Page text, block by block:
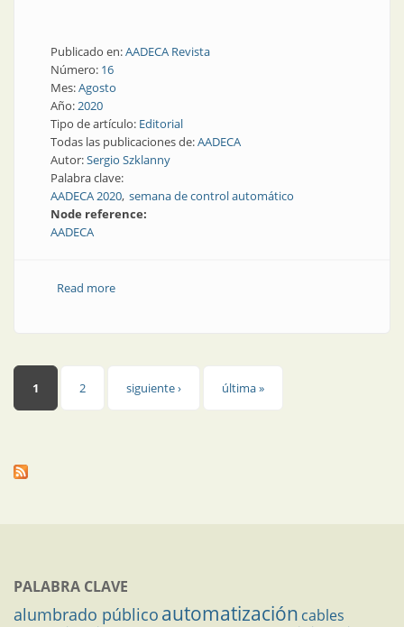
Publicado en:AADECA Revista
Número: 16
Mes:Agosto
Año:2020
Tipo de artículo: Editorial
Todas las publicaciones de:AADECA
Autor:Sergio Szklanny
Palabra clave:
AADECA 2020 semana de control automático
Node reference:
AADECA
Read moreabout Semana del Control Automático AADECA 2020
Páginas
1 2 siguiente › última »
PALABRA CLAVE
alumbrado público automatización cables